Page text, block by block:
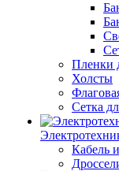
Пленки
Холсты
Сетка
Кабель